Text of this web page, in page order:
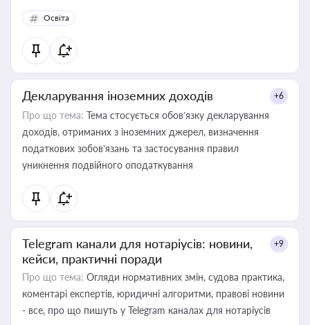
Освіта
Декларування іноземних доходів +6
Про що тема: Тема стосується обов’язку декларування
доходів, отриманих з іноземних джерел, визначення
податкових зобов’язань та застосування правил
уникнення подвійного оподаткування
Telegram канали для нотаріусів: новини,
кейси, практичні поради
+9
Про що тема: Огляди нормативних змін, судова практика,
коментарі експертів, юридичні алгоритми, правові новини
- все, про що пишуть у Telegram каналах для нотаріусів